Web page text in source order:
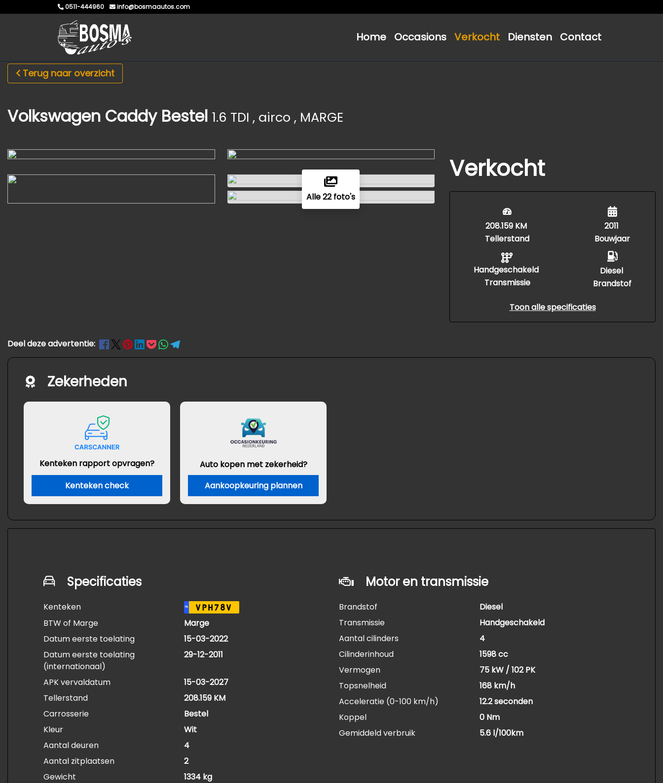
0511-444960 info@bosmaautos.com
Home Occasions Verkocht Diensten Contact
Terug naar overzicht
Volkswagen Caddy Bestel 1.6 TDI , airco , MARGE
Alle 22 foto's
Verkocht
208.159 KM
Tellerstand
Handgeschakeld
Transmissie
2011
Bouwjaar
Diesel
Brandstof
Toon alle specificaties
Deel deze advertentie:
Zekerheden
Kenteken rapport opvragen?
Kenteken check
Auto kopen met zekerheid?
Aankoopkeuring plannen
Specificaties
Kenteken NL VPH78V
BTW of Marge
Marge
Datum eerste toelating
15-03-2022
Datum eerste toelating
(internationaal)
29-12-2011
APK vervaldatum
15-03-2027
Tellerstand
208.159 KM
Carrosserie
Bestel
Kleur
Wit
Aantal deuren
4
Aantal zitplaatsen
2
Gewicht
1334 kg
Motor en transmissie
Brandstof
Diesel
Transmissie
Handgeschakeld
Aantal cilinders
4
Cilinderinhoud
1598 cc
Vermogen
75 kW / 102 PK
Topsnelheid
168 km/h
Acceleratie (0-100 km/h)
12.2 seconden
Koppel
0 Nm
Gemiddeld verbruik
5.6 l/100km